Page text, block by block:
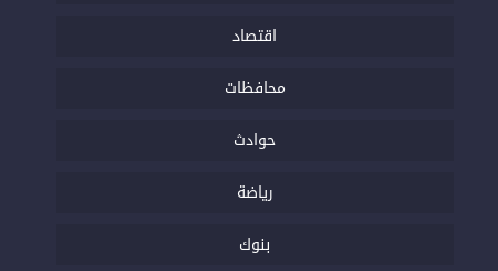
اقتصاد
محافظات
حوادث
رياضة
بنوك